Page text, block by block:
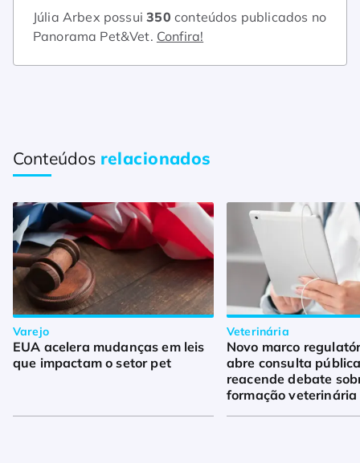
Júlia Arbex possui350 conteúdos publicados no
Panorama Pet&Vet. Confira!
Conteúdos relacionados
Varejo
EUA acelera mudanças em leis
que impactam o setor pet
Veterinária
Novo marco
abre consulta
reacende debate
formação veterinária